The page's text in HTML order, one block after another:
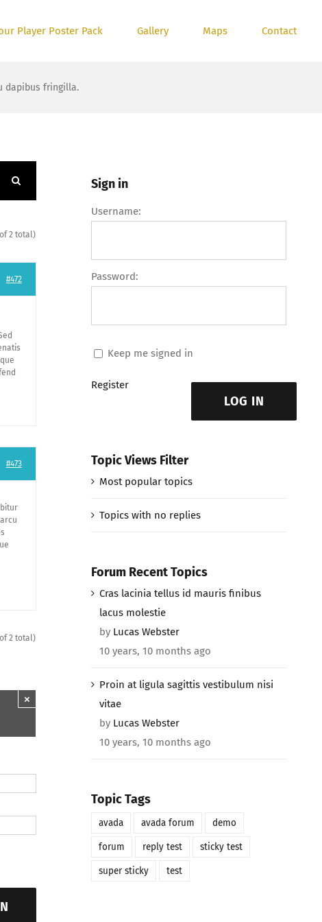
Player Poster Pack Gallery Maps Contact
dapibus fringilla.
2 total)
#472
#473
2 total)
×
Sign in
Username:
Password:
Keep me signed in
LOG IN
Register
Topic Views Filter
Most popular topics
Topics with no replies
Forum Recent Topics
Cras lacinia tellus id mauris finibus
lacus molestie
by Lucas Webster
10 years, 10 months ago
Proin at ligula sagittis vestibulum nisi
vitae
by Lucas Webster
10 years, 10 months ago
Topic Tags
avada avada forum demo
forum reply test sticky test
super sticky test